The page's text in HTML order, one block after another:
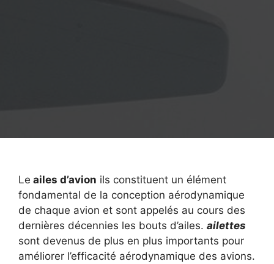
Le ailes d’avion ils constituent un élément
fondamental de la conception aérodynamique
de chaque avion et sont appelés au cours des
dernières décennies les bouts d’ailes. ailettes
sont devenus de plus en plus importants pour
améliorer l’efficacité aérodynamique des avions.